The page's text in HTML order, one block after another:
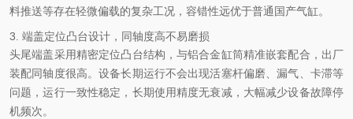
料推送等存在轻微偏载的复杂工况，容错性远优于普通国产气缸。
3. 端盖定位凸台设计，同轴度高不易磨损
头尾端盖采用精密定位凸台结构，与铝合金缸筒精准嵌套配合，出厂
装配同轴度很高。设备长期运行不会出现活塞杆偏磨、漏气、卡滞等
问题，运行一致性稳定，长期使用精度无衰减，大幅减少设备故障停
机频次。